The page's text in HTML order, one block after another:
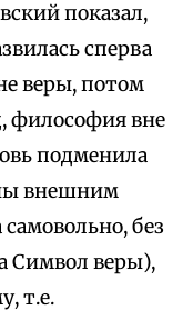
показал,
сперва
веры, потом
философия вне
подменила
внешним
без
Символ веры),
т.е.